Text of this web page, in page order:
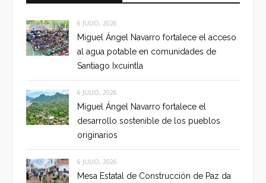
6 JULIO, 2026
Miguel Ángel Navarro fortalece el acceso
al agua potable en comunidades de
Santiago Ixcuintla
6 JULIO, 2026
Miguel Ángel Navarro fortalece el
desarrollo sostenible de los pueblos
originarios
6 JULIO, 2026
Mesa Estatal de Construcción de Paz da